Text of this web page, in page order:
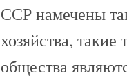
ССР намечены
хозяйства,
общества